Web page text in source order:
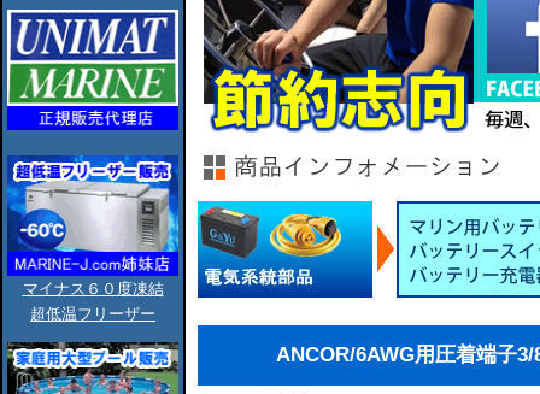
マイナス６０度凍結
超低温フリーザー
ANCOR/6AWG用圧着端子